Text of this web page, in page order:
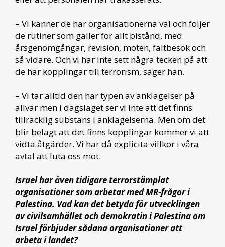
– Vi känner de här organisationerna väl och följer
de rutiner som gäller för allt bistånd, med
årsgenomgångar, revision, möten, fältbesök och
så vidare. Och vi har inte sett några tecken på att
de har kopplingar till terrorism, säger han.
– Vi tar alltid den här typen av anklagelser på
allvar men i dagsläget ser vi inte att det finns
tillräcklig substans i anklagelserna. Men om det
blir belagt att det finns kopplingar kommer vi att
vidta åtgärder. Vi har då explicita villkor i våra
avtal att luta oss mot.
Israel har även tidigare terrorstämplat
organisationer som arbetar med MR-frågor i
Palestina. Vad kan det betyda för utvecklingen
av civilsamhället och demokratin i Palestina om
Israel förbjuder sådana organisationer att
arbeta i landet?